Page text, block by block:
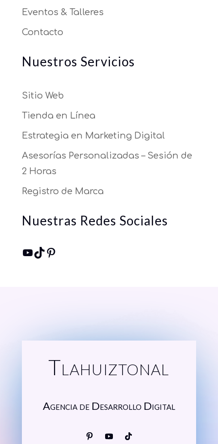
Eventos & Talleres
Contacto
Nuestros Servicios
Sitio Web
Tienda en Línea
Estrategia en Marketing Digital
Asesorías Personalizadas – Sesión de
2 Horas
Registro de Marca
Nuestras Redes Sociales
YouTube
TikTok
Pinterest
Tlahuiztonal
Agencia de Desarrollo Digital